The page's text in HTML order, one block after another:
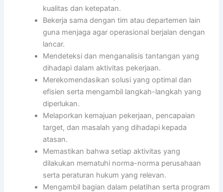
kualitas dan ketepatan.
Bekerja sama dengan tim atau departemen lain
guna menjaga agar operasional berjalan dengan
lancar.
Mendeteksi dan menganalisis tantangan yang
dihadapi dalam aktivitas pekerjaan.
Merekomendasikan solusi yang optimal dan
efisien serta mengambil langkah-langkah yang
diperlukan.
Melaporkan kemajuan pekerjaan, pencapaian
target, dan masalah yang dihadapi kepada
atasan.
Memastikan bahwa setiap aktivitas yang
dilakukan mematuhi norma-norma perusahaan
serta peraturan hukum yang relevan.
Mengambil bagian dalam pelatihan serta program